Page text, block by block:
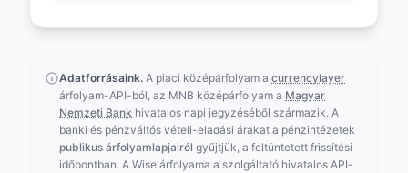
Adatforrásaink. A piaci középárfolyam a currencylayer
árfolyam-API-ból, az MNB középárfolyam a Magyar
Nemzeti Bank hivatalos napi jegyzéséből származik. A
banki és pénzváltós vételi-eladási árakat a pénzintézetek
publikus árfolyamlapjairól gyűjtjük, a feltüntetett frissítési
időpontban. A Wise árfolyama a szolgáltató hivatalos API-